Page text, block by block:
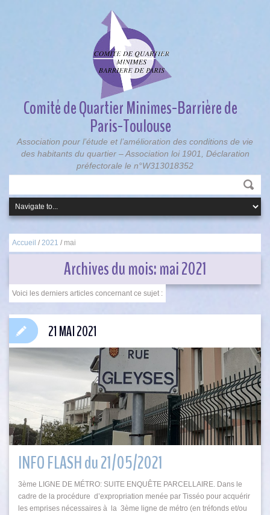
Comité de Quartier Minimes-Barrière de
Paris-Toulouse
Association pour l’étude et l’amélioration des conditions de vie
des habitants du quartier – Association loi 1901, Déclaration
préfectorale le n°W313018352
Accueil / 2021 / mai
Archives du mois:mai 2021
INFO FLASH du 21/05/2021
3ème LIGNE DE MÉTRO: SUITE ENQUÊTE PARCELLAIRE. Dans le
cadre de la procédure d’expropriation menée par Tisséo pour acquérir
les emprises nécessaires à la 3ème ligne de métro (en tréfonds et/ou
21 MAI 2021